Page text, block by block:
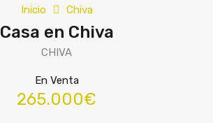
Inicio Chiva
Casa en Chiva
CHIVA
En Venta
265.000€